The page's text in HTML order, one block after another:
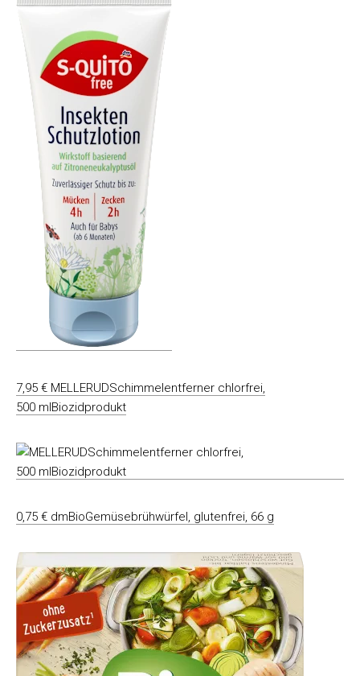
7,95 € MELLERUDSchimmelentferner chlorfrei,
500 mlBiozidprodukt
0,75 € dmBioGemüsebrühwürfel, glutenfrei, 66 g